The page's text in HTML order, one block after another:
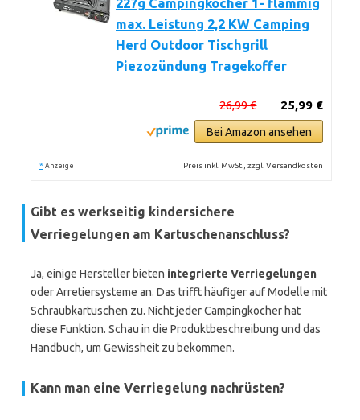
227g Campingkocher 1- flammig
max. Leistung 2,2 KW Camping
Herd Outdoor Tischgrill
Piezozündung Tragekoffer
25,99 €
26,99 €
Bei Amazon ansehen
* Anzeige Preis inkl. MwSt., zzgl. Versandkosten
Gibt es werkseitig kindersichere
Verriegelungen am Kartuschenanschluss?
Ja, einige Hersteller bieten integrierte Verriegelungen
oder Arretiersysteme an. Das trifft häufiger auf Modelle mit
Schraubkartuschen zu. Nicht jeder Campingkocher hat
diese Funktion. Schau in die Produktbeschreibung und das
Handbuch, um Gewissheit zu bekommen.
Kann man eine Verriegelung nachrüsten?